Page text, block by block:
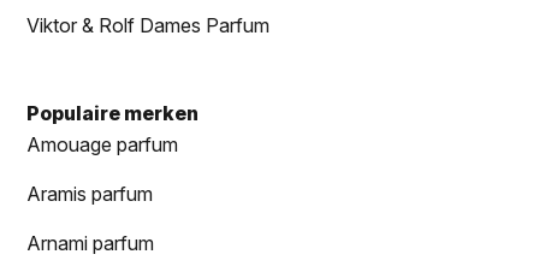
Viktor & Rolf Dames Parfum
Populaire merken
Amouage parfum
Aramis parfum
Arnami parfum